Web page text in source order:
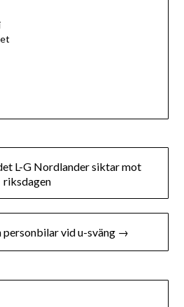
L-G Nordlander siktar mot
riksdagen
personbilar vid u-sväng →